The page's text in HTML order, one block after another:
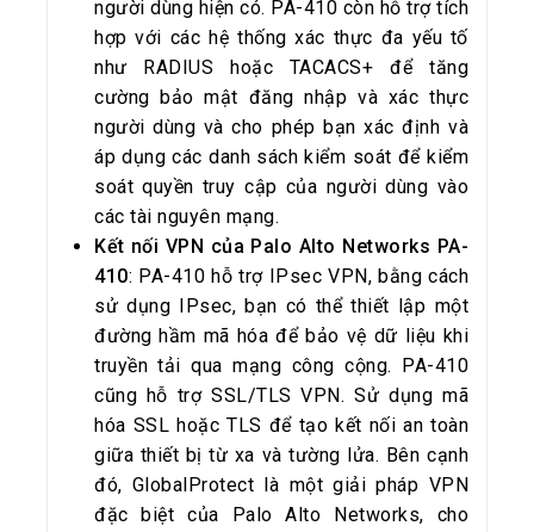
người dùng hiện có. PA-410 còn hỗ trợ tích
hợp với các hệ thống xác thực đa yếu tố
như RADIUS hoặc TACACS+ để tăng
cường bảo mật đăng nhập và xác thực
người dùng và cho phép bạn xác định và
áp dụng các danh sách kiểm soát để kiểm
soát quyền truy cập của người dùng vào
các tài nguyên mạng.
Kết nối VPN của Palo Alto Networks PA-
410: PA-410 hỗ trợ IPsec VPN, bằng cách
sử dụng IPsec, bạn có thể thiết lập một
đường hầm mã hóa để bảo vệ dữ liệu khi
truyền tải qua mạng công cộng. PA-410
cũng hỗ trợ SSL/TLS VPN. Sử dụng mã
hóa SSL hoặc TLS để tạo kết nối an toàn
giữa thiết bị từ xa và tường lửa. Bên cạnh
đó, GlobalProtect là một giải pháp VPN
đặc biệt của Palo Alto Networks, cho